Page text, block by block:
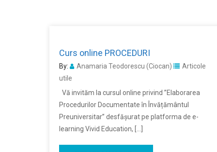
Curs online PROCEDURI
By: Anamaria Teodorescu (Ciocan)
Articole
utile
Vă invităm la cursul online privind ”Elaborarea
Procedurilor Documentate în Învățământul
Preuniversitar” desfășurat pe platforma de e-
learning Vivid Education, […]